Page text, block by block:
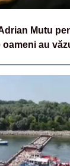
Mutu
oameni au